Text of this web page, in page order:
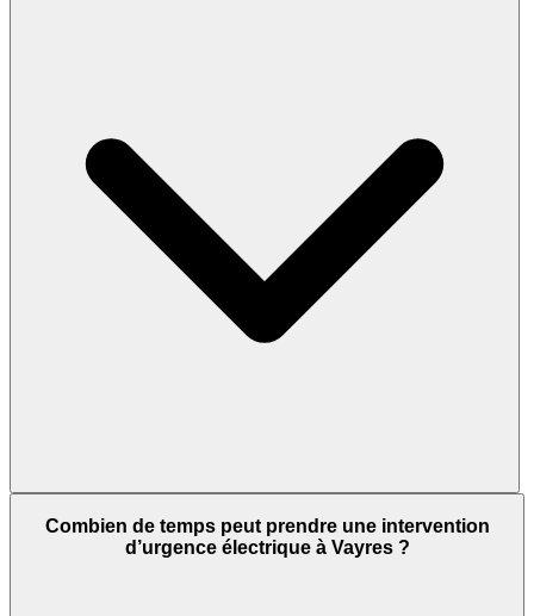
Combien de temps peut prendre une intervention
d’urgence électrique à Vayres ?